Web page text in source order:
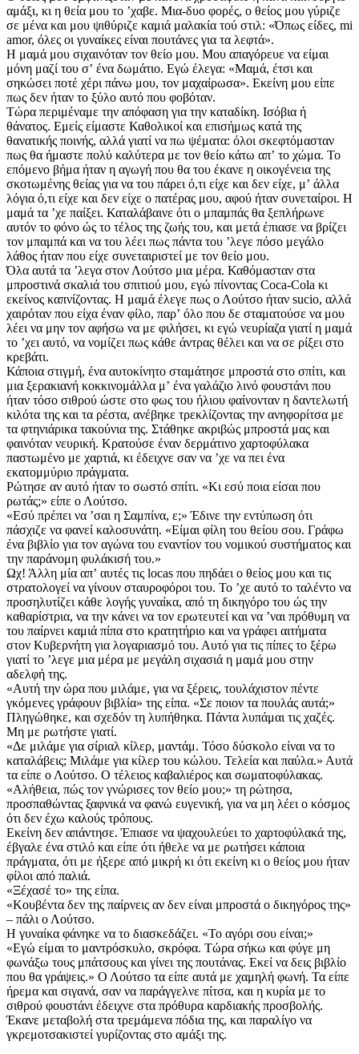
αμάξι, κι η θεία μου το ʼχαβε. Μια-δυο φορές, ο θείος μου γύριζε
σε μένα και μου ψιθύριζε καμιά μαλακία τού στιλ: «Όπως είδες, mi
amor, όλες οι γυναίκες είναι πουτάνες για τα λεφτά».
Η μαμά μου σιχαινόταν τον θείο μου. Μου απαγόρευε να είμαι
μόνη μαζί του σʼ ένα δωμάτιο. Εγώ έλεγα: «Μαμά, έτσι και
σηκώσει ποτέ χέρι πάνω μου, τον μαχαίρωσα». Εκείνη μου είπε
πως δεν ήταν το ξύλο αυτό που φοβόταν.
Τώρα περιμέναμε την απόφαση για την καταδίκη. Ισόβια ή
θάνατος. Εμείς είμαστε Καθολικοί και επισήμως κατά της
θανατικής ποινής, αλλά γιατί να πω ψέματα: όλοι σκεφτόμασταν
πως θα ήμαστε πολύ καλύτερα με τον θείο κάτω απʼ το χώμα. Το
επόμενο βήμα ήταν η αγωγή που θα του έκανε η οικογένεια της
σκοτωμένης θείας για να του πάρει ό,τι είχε και δεν είχε, μʼ άλλα
λόγια ό,τι είχε και δεν είχε ο πατέρας μου, αφού ήταν συνεταίροι. Η
μαμά τα ʼχε παίξει. Καταλάβαινε ότι ο μπαμπάς θα ξεπλήρωνε
αυτόν το φόνο ώς το τέλος της ζωής του, και μετά έπιασε να βρίζει
τον μπαμπά και να του λέει πως πάντα του ʼλεγε πόσο μεγάλο
λάθος ήταν που είχε συνεταιριστεί με τον θείο μου.
Όλα αυτά τα ʼλεγα στον Λούτσο μια μέρα. Καθόμασταν στα
μπροστινά σκαλιά του σπιτιού μου, εγώ πίνοντας Coca-Cola κι
εκείνος καπνίζοντας. Η μαμά έλεγε πως ο Λούτσο ήταν sucio, αλλά
χαιρόταν που είχα έναν φίλο, παρʼ όλο που δε σταματούσε να μου
λέει να μην τον αφήσω να με φιλήσει, κι εγώ νευρίαζα γιατί η μαμά
το ʼχει αυτό, να νομίζει πως κάθε άντρας θέλει και να σε ρίξει στο
κρεβάτι.
Κάποια στιγμή, ένα αυτοκίνητο σταμάτησε μπροστά στο σπίτι, και
μια ξερακιανή κοκκινομάλλα μʼ ένα γαλάζιο λινό φουστάνι που
ήταν τόσο σιθρού ώστε στο φως του ήλιου φαίνονταν η δαντελωτή
κιλότα της και τα ρέστα, ανέβηκε τρεκλίζοντας την ανηφορίτσα με
τα φτηνιάρικα τακούνια της. Στάθηκε ακριβώς μπροστά μας και
φαινόταν νευρική. Κρατούσε έναν δερμάτινο χαρτοφύλακα
παστωμένο με χαρτιά, κι έδειχνε σαν να ʼχε να πει ένα
εκατομμύριο πράγματα.
Ρώτησε αν αυτό ήταν το σωστό σπίτι. «Κι εσύ ποια είσαι που
ρωτάς;» είπε ο Λούτσο.
«Εσύ πρέπει να ʼσαι η Σαμπίνα, ε;» Έδινε την εντύπωση ότι
πάσχιζε να φανεί καλοσυνάτη. «Είμαι φίλη του θείου σου. Γράφω
ένα βιβλίο για τον αγώνα του εναντίον του νομικού συστήματος και
την παράνομη φυλάκισή του.»
Ωχ! Άλλη μία απʼ αυτές τις locas που πηδάει ο θείος μου και τις
στρατολογεί να γίνουν σταυροφόροι του. Το ʼχε αυτό το ταλέντο να
προσηλυτίζει κάθε λογής γυναίκα, από τη δικηγόρο του ώς την
καθαρίστρια, να την κάνει να τον ερωτευτεί και να ʼναι πρόθυμη να
του παίρνει καμιά πίπα στο κρατητήριο και να γράφει αιτήματα
στον Κυβερνήτη για λογαριασμό του. Αυτό για τις πίπες το ξέρω
γιατί το ʼλεγε μια μέρα με μεγάλη σιχασιά η μαμά μου στην
αδελφή της.
«Αυτή την ώρα που μιλάμε, για να ξέρεις, τουλάχιστον πέντε
γκόμενες γράφουν βιβλία» της είπα. «Σε ποιον τα πουλάς αυτά;»
Πληγώθηκε, και σχεδόν τη λυπήθηκα. Πάντα λυπάμαι τις χαζές.
Μη με ρωτήστε γιατί.
«Δε μιλάμε για σίριαλ κίλερ, μαντάμ. Τόσο δύσκολο είναι να το
καταλάβεις; Μιλάμε για κίλερ του κώλου. Τελεία και παύλα.» Αυτά
τα είπε ο Λούτσο. Ο τέλειος καβαλιέρος και σωματοφύλακας.
«Αλήθεια, πώς τον γνώρισες τον θείο μου;» τη ρώτησα,
προσπαθώντας ξαφνικά να φανώ ευγενική, για να μη λέει ο κόσμος
ότι δεν έχω καλούς τρόπους.
Εκείνη δεν απάντησε. Έπιασε να ψαχουλεύει το χαρτοφύλακά της,
έβγαλε ένα στιλό και είπε ότι ήθελε να με ρωτήσει κάποια
πράγματα, ότι με ήξερε από μικρή κι ότι εκείνη κι ο θείος μου ήταν
φίλοι από παλιά.
«Ξέχασέ το» της είπα.
«Κουβέντα δεν της παίρνεις αν δεν είναι μπροστά ο δικηγόρος της»
– πάλι ο Λούτσο.
Η γυναίκα φάνηκε να το διασκεδάζει. «Το αγόρι σου είναι;»
«Εγώ είμαι το μαντρόσκυλο, σκρόφα. Τώρα σήκω και φύγε μη
φωνάξω τους μπάτσους και γίνει της πουτάνας. Εκεί να δεις βιβλίο
που θα γράψεις.» Ο Λούτσο τα είπε αυτά με χαμηλή φωνή. Τα είπε
ήρεμα και σιγανά, σαν να παράγγελνε πίτσα, και η κυρία με το
σιθρού φουστάνι έδειχνε στα πρόθυρα καρδιακής προσβολής.
Έκανε μεταβολή στα τρεμάμενα πόδια της, και παραλίγο να
γκρεμοτσακιστεί γυρίζοντας στο αμάξι της.